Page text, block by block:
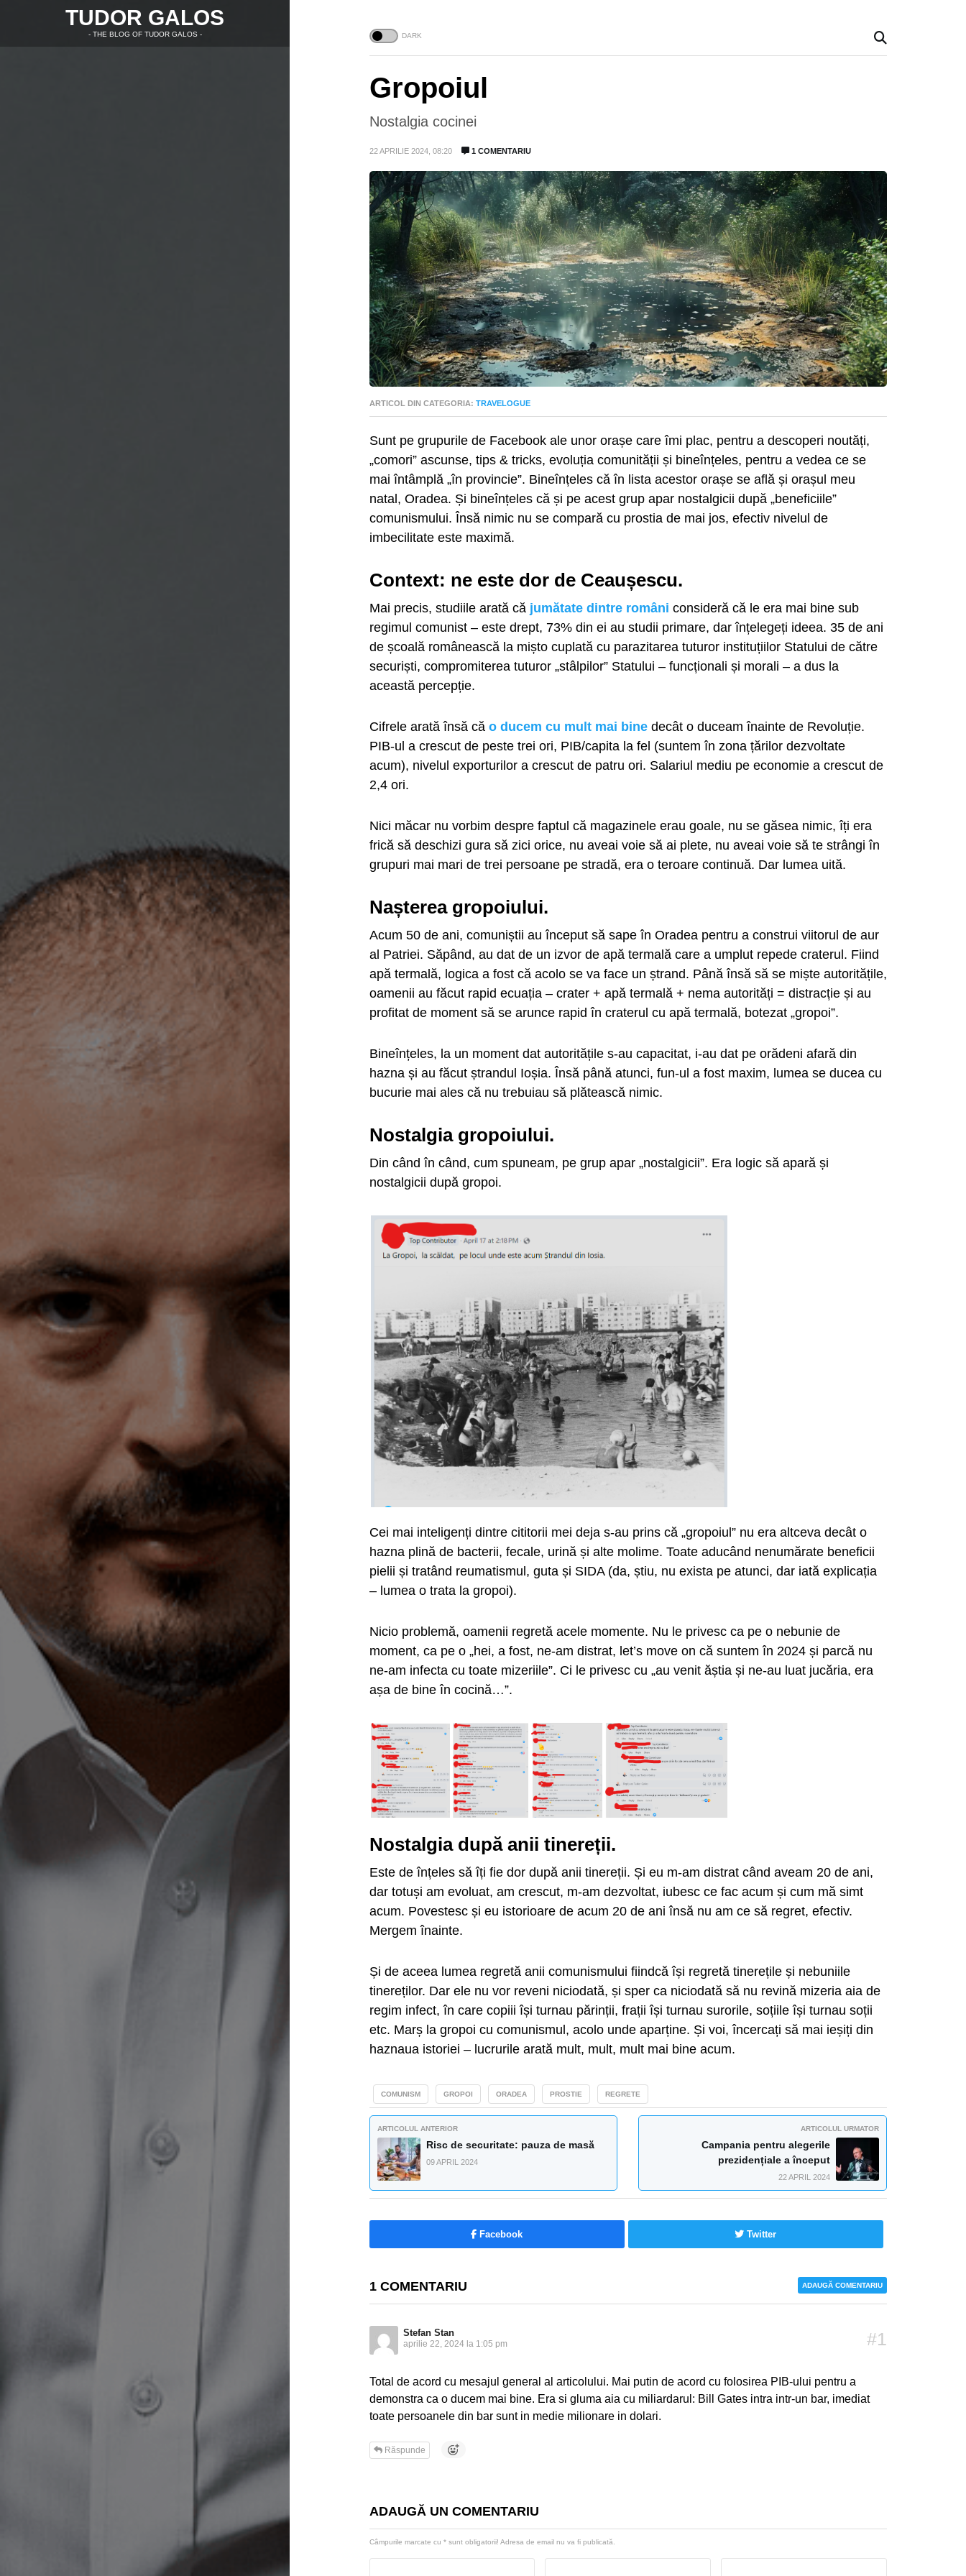
TUDOR GALOS
- THE BLOG OF TUDOR GALOS -
Gropoiul
Nostalgia cocinei
22 APRILIE 2024, 08:20 1 COMENTARIU
ARTICOL DIN CATEGORIA: TRAVELOGUE
Sunt pe grupurile de Facebook ale unor orașe care îmi plac, pentru a descoperi noutăți,
„comori” ascunse, tips & tricks, evoluția comunității și bineînțeles, pentru a vedea ce se
mai întâmplă „în provincie”. Bineînțeles că în lista acestor orașe se află și orașul meu
natal, Oradea. Și bineînțeles că și pe acest grup apar nostalgicii după „beneficiile”
comunismului. Însă nimic nu se compară cu prostia de mai jos, efectiv nivelul de
imbecilitate este maximă.
Context: ne este dor de Ceaușescu.
Mai precis, studiile arată că jumătate dintre români consideră că le era mai bine sub
regimul comunist – este drept, 73% din ei au studii primare, dar înțelegeți ideea. 35 de ani
de școală românească la mișto cuplată cu parazitarea tuturor instituțiilor Statului de către
securiști, compromiterea tuturor „stâlpilor” Statului – funcționali și morali – a dus la
această percepție.
Cifrele arată însă că o ducem cu mult mai binedecât o duceam înainte de Revoluție.
PIB-ul a crescut de peste trei ori, PIB/capita la fel (suntem în zona țărilor dezvoltate
acum), nivelul exporturilor a crescut de patru ori. Salariul mediu pe economie a crescut de
2,4 ori.
Nici măcar nu vorbim despre faptul că magazinele erau goale, nu se găsea nimic, îți era
frică să deschizi gura să zici orice, nu aveai voie să ai plete, nu aveai voie să te strângi în
grupuri mai mari de trei persoane pe stradă, era o teroare continuă. Dar lumea uită.
Nașterea gropoiului.
Acum 50 de ani, comuniștii au început să sape în Oradea pentru a construi viitorul de aur
al Patriei. Săpând, au dat de un izvor de apă termală care a umplut repede craterul. Fiind
apă termală, logica a fost că acolo se va face un ștrand. Până însă să se miște autoritățile,
oamenii au făcut rapid ecuația – crater + apă termală + nema autorități = distracție și au
profitat de moment să se arunce rapid în craterul cu apă termală, botezat „gropoi”.
Bineînțeles, la un moment dat autoritățile s-au capacitat, i-au dat pe orădeni afară din
hazna și au făcut ștrandul Ioșia. Însă până atunci, fun-ul a fost maxim, lumea se ducea cu
bucurie mai ales că nu trebuiau să plătească nimic.
Nostalgia gropoiului.
Din când în când, cum spuneam, pe grup apar „nostalgicii”. Era logic să apară și
nostalgicii după gropoi.
Cei mai inteligenți dintre cititorii mei deja s-au prins că „gropoiul” nu era altceva decât o
hazna plină de bacterii, fecale, urină și alte molime. Toate aducând nenumărate beneficii
pielii și tratând reumatismul, guta și SIDA (da, știu, nu exista pe atunci, dar iată explicația
– lumea o trata la gropoi).
Nicio problemă, oamenii regretă acele momente. Nu le privesc ca pe o nebunie de
moment, ca pe o „hei, a fost, ne-am distrat, let’s move on că suntem în 2024 și parcă nu
ne-am infecta cu toate mizeriile”. Ci le privesc cu „au venit ăștia și ne-au luat jucăria, era
așa de bine în cocină…”.
Nostalgia după anii tinereții.
Este de înțeles să îți fie dor după anii tinereții. Și eu m-am distrat când aveam 20 de ani,
dar totuși am evoluat, am crescut, m-am dezvoltat, iubesc ce fac acum și cum mă simt
acum. Povestesc și eu istorioare de acum 20 de ani însă nu am ce să regret, efectiv.
Mergem înainte.
Și de aceea lumea regretă anii comunismului fiindcă își regretă tinerețile și nebuniile
tinereților. Dar ele nu vor reveni niciodată, și sper ca niciodată să nu revină mizeria aia de
regim infect, în care copiii își turnau părinții, frații își turnau surorile, soțiile își turnau soții
etc. Marș la gropoi cu comunismul, acolo unde aparține. Și voi, încercați să mai ieșiți din
haznaua istoriei – lucrurile arată mult, mult, mult mai bine acum.
COMUNISM GROPOI ORADEA PROSTIE REGRETE
ARTICOLUL ANTERIOR
Risc de securitate: pauza de masă
09 APRIL 2024
ARTICOLUL URMATOR
Campania pentru alegerile
prezidențiale a început
22 APRIL 2024
Facebook Twitter
1 COMENTARIU ADAUGĂ COMENTARIU
#1
Stefan Stan
aprilie 22, 2024 la 1:05 pm
Total de acord cu mesajul general al articolului. Mai putin de acord cu folosirea PIB-ului pentru a
demonstra ca o ducem mai bine. Era si gluma aia cu miliardarul: Bill Gates intra intr-un bar, imediat
toate persoanele din bar sunt in medie milionare in dolari.
Răspunde
ADAUGĂ UN COMENTARIU
Câmpurile marcate cu *sunt obligatorii! Adresa de email nu va fi publicată.